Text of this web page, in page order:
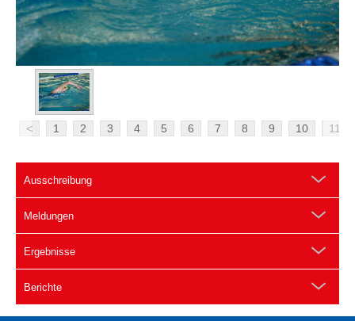
< 1 2 3 4 5 6 7 8 9 10 11
Ausschreibung
Meldungen
Ergebnisse
Berichte